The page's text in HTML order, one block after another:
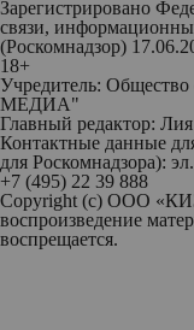
Зарегистрировано
связи,
(Роскомнадзор)
18+
Учредитель:
МЕДИА"
Главный редактор:
Контактные данные
для Роскомнадзора):
+7 (495) 22 39 888
Copyright (с) ООО
воспроизведение
воспрещается.